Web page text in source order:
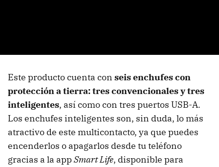
Este producto cuenta con seis enchufes con
protección a tierra: tres convencionales y tres
inteligentes, así como con tres puertos USB-A.
Los enchufes inteligentes son, sin duda, lo más
atractivo de este multicontacto, ya que puedes
encenderlos o apagarlos desde tu teléfono
gracias a la appSmart Life, disponible para